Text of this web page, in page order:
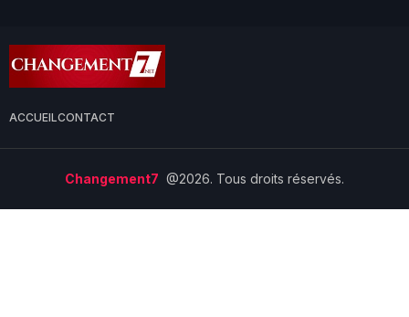
ACCUEILCONTACT
Changement7 @2026. Tous droits réservés.